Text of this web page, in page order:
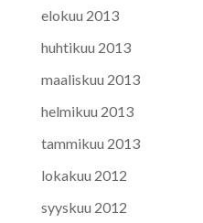
elokuu 2013
huhtikuu 2013
maaliskuu 2013
helmikuu 2013
tammikuu 2013
lokakuu 2012
syyskuu 2012